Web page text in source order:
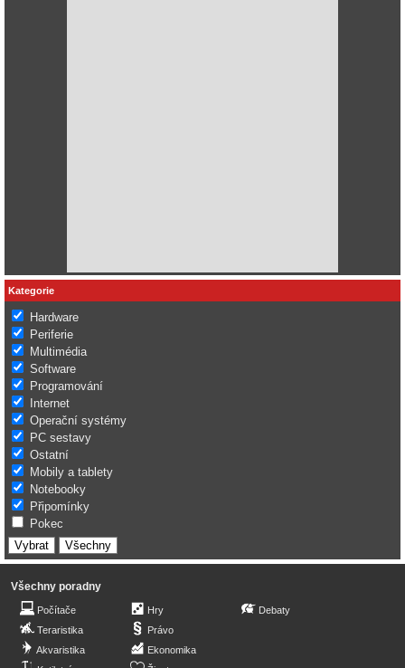
Kategorie
Hardware
Periferie
Multimédia
Software
Programování
Internet
Operační systémy
PC sestavy
Ostatní
Mobily a tablety
Notebooky
Připomínky
Pokec
Všechny poradny
Počítače
Teraristika
Akvaristika
Hry
Právo
Ekonomika
Debaty